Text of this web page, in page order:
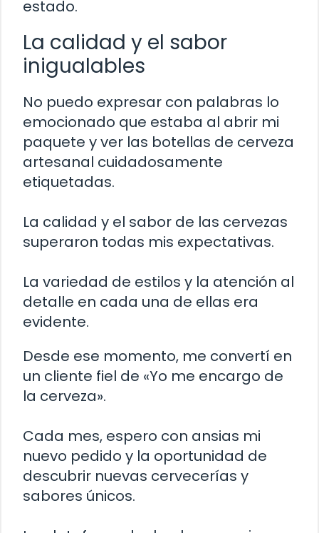
estado.
La calidad y el sabor
inigualables
No puedo expresar con palabras lo
emocionado que estaba al abrir mi
paquete y ver las botellas de cerveza
artesanal cuidadosamente
etiquetadas.
La calidad y el sabor de las cervezas
superaron todas mis expectativas.
La variedad de estilos y la atención al
detalle en cada una de ellas era
evidente.
Desde ese momento, me convertí en
un cliente fiel de «Yo me encargo de
la cerveza».
Cada mes, espero con ansias mi
nuevo pedido y la oportunidad de
descubrir nuevas cervecerías y
sabores únicos.